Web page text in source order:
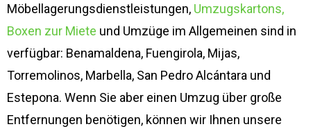
Möbellagerungsdienstleistungen, Umzugskartons,
Boxen zur Miete und Umzüge im Allgemeinen sind in
verfügbar: Benamaldena, Fuengirola, Mijas,
Torremolinos, Marbella, San Pedro Alcántara und
Estepona. Wenn Sie aber einen Umzug über große
Entfernungen benötigen, können wir Ihnen unsere